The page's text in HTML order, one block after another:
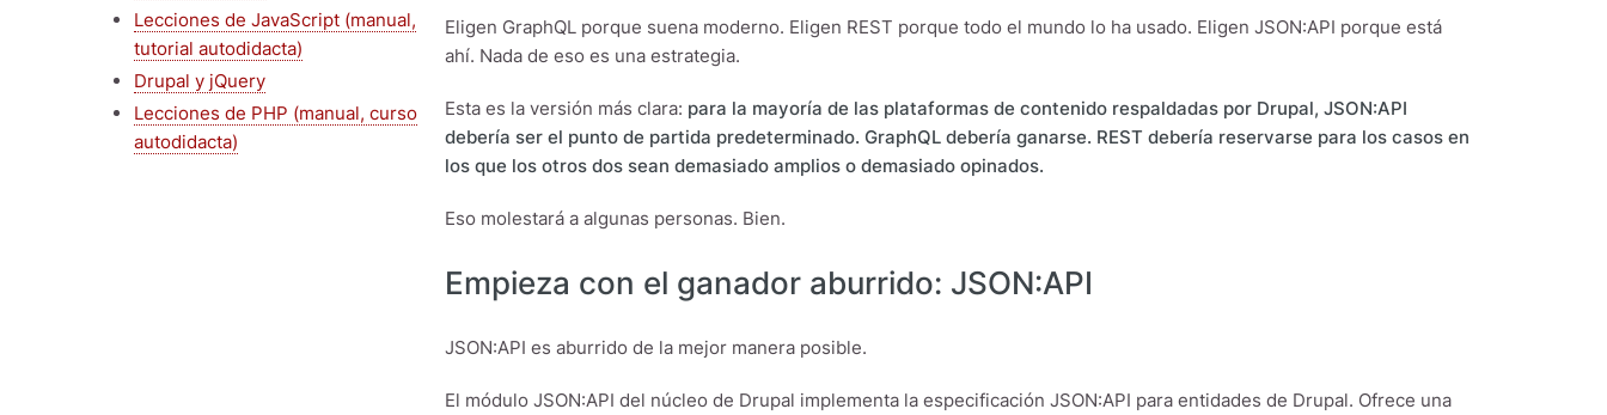
Lecciones de JavaScript (manual,
tutorial autodidacta)
Drupal y jQuery
Lecciones de PHP (manual, curso
autodidacta)
Eligen GraphQL porque suena moderno. Eligen REST porque todo el mundo lo ha usado. Eligen JSON:API porque está
ahí. Nada de eso es una estrategia.
Esta es la versión más clara: para la mayoría de las plataformas de contenido respaldadas por Drupal, JSON:API
debería ser el punto de partida predeterminado. GraphQL debería ganarse. REST debería reservarse para los casos en
los que los otros dos sean demasiado amplios o demasiado opinados.
Eso molestará a algunas personas. Bien.
Empieza con el ganador aburrido: JSON:API
JSON:API es aburrido de la mejor manera posible.
El módulo JSON:API del núcleo de Drupal implementa la especificación JSON:API para entidades de Drupal. Ofrece una